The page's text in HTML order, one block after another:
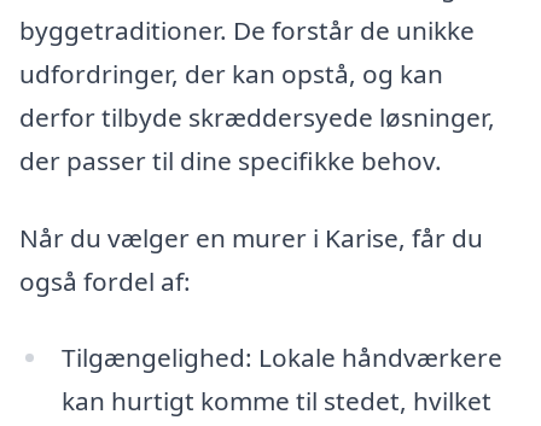
byggetraditioner. De forstår de unikke
udfordringer, der kan opstå, og kan
derfor tilbyde skræddersyede løsninger,
der passer til dine specifikke behov.
Når du vælger en murer i Karise, får du
også fordel af:
Tilgængelighed: Lokale håndværkere
kan hurtigt komme til stedet, hvilket